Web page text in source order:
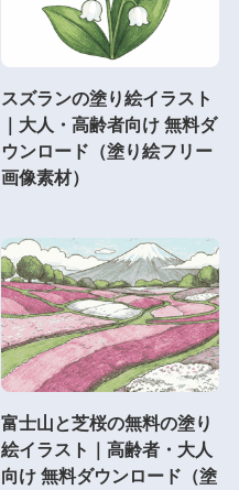
スズランの塗り絵イラスト
｜大人・高齢者向け 無料ダ
ウンロード（塗り絵フリー
画像素材）
富士山と芝桜の無料の塗り
絵イラスト｜高齢者・大人
向け 無料ダウンロード（塗